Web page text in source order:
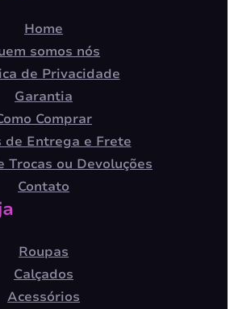
Home
somos nós
de Privacidade
Garantia
Comprar
de Entrega e Frete
Trocas ou Devoluções
Contato
Roupas
Calçados
Acessórios